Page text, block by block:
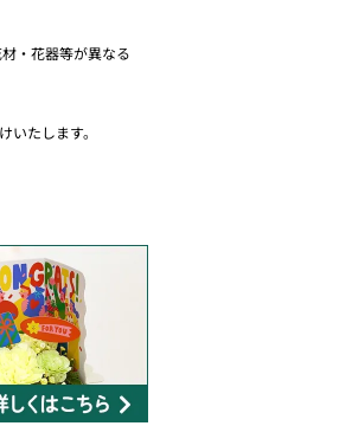
・花器等が異なる
たします。